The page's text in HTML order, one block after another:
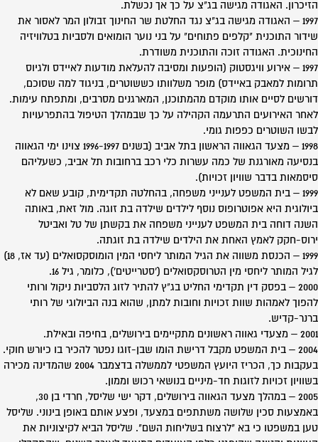
הזיכרון. האגודה מגישה בג"צ על כך אך נכשלת.
1997 – האגודה מגישה בג"צ נגד החלטת שר החינוך זבולון המר לאסור את
שידור התוכנית "קלפים פתוחים" על בני נוער הומואים ולסביות בטלוויזיה
החינוכית. האגודה זוכה והתוכנית משודרת.
1997 – אירוע וויגסטוק (הופעות ומסיבה להעלאת מודעות לאיידס ולגיוס
תרומות למאבק באיידס) מופר משלוותו כששוטרים, בניגוד למה שסוכם,
דורשים לסיים אותו מוקדם מהמתוכנן, המארגנים מסרבים, ומתפתח עימות.
לאחר האירועים התרעמה הקהילה על כך שבמהלך הטיפול בהתפרעויות
לבשו השוטרים כפפות גומי.
1998 – מצעד הגאווה הראשון בתל אביב (בשנים 1996-1997 צוינו ימי הגאווה
בנסיעה מאורגנת של כמה עשרות כלי רכב ברחובות תל אביב, כשעליהם
סיסמאות בדבר שוויון זכויות).
1999 – בית המשפט לענייני משפחה, בהחלטה תקדימית, קובע שאם לא
ביולוגית היא אפוטרופוס נוסף לילדים שילדה בת זוגה. מול זאת, באותה
השנה דוחה בית המשפט לענייני משפחה את בקשתן של טל ואביטל
ירוס-חקק לאמץ האחת את הילדים שילדה בת זוגתה.
1999 – הכנסת משווה את הגיל המותר ליחסי המין הומוסקסואלים (עד אז, 18)
לגיל המותר ליחסי מין הטרוסקסואלים ('סטרייטים'), כלומר, גיל 16.
2000 – בפסק דין תקדימי החליט בג"ץ להתיר לזוג הלסביות ניקול ורותי
להפוך לאמהות שוות זכויות וחובות למתן, שהוא בנה הביולוגי של רותי
ברנר-קדיש.
2001 – מצעדי גאווה ראשונים מתקיימים בירושלים, בחיפה ובאילת.
2004 – בית המשפט מקבל דרישת הומו שבן-זוגו נפטר להכיר בו כיורש חוקי.
בעקבות כך, הכריז היועץ המשפטי לממשלה בדצמבר 2004 שהמדינה מכירה
בשוויון זכויות לזוגות חד-מיניים בנושאי רכוש וממון.
2005 – במהלך מצעד הגאווה בירושלים, דקר ישי שליסל, חרדי בן 30,
באמצעות סכין שלושה משתתפים במצעד, ופצע אותם באופן בינוני. שליסל
טען במשפטו כי בא "לרצוח בשליחות השם". שליסל הביא לקיצוניות את